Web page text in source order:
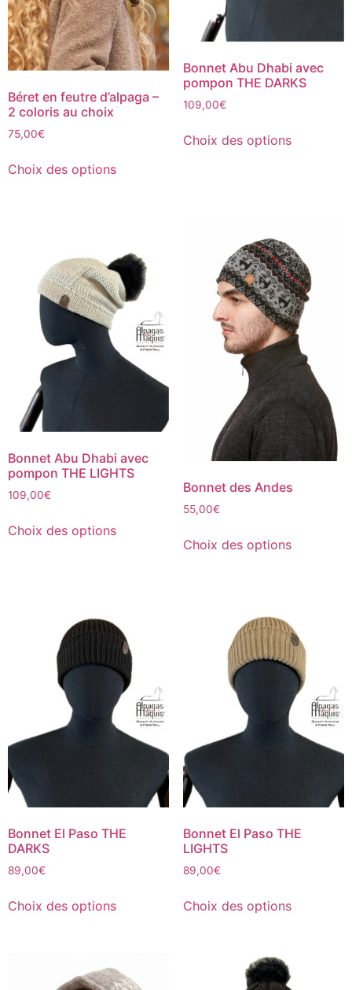
Béret en feutre d’alpaga –
2 coloris au choix
75,00€
Choix des options
Bonnet Abu Dhabi avec
pompon THE DARKS
109,00€
Choix des options
Bonnet Abu Dhabi avec
pompon THE LIGHTS
109,00€
Choix des options
Bonnet des Andes
55,00€
Choix des options
Bonnet El Paso THE
DARKS
89,00€
Choix des options
Bonnet El Paso THE
LIGHTS
89,00€
Choix des options